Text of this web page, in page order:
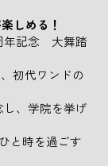
しめる！
年記念 大舞踏
初代ワンドの
し、学院を挙げ
と時を過ごす